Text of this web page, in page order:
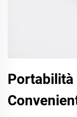
Portabilità